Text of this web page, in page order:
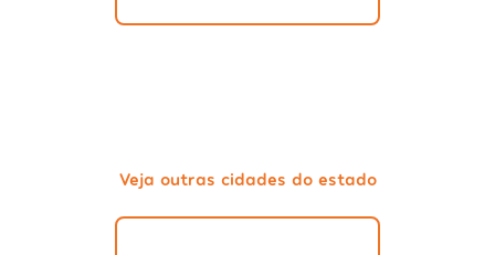
Veja outras cidades do estado